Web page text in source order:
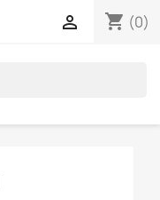
shopping_cart (0)
